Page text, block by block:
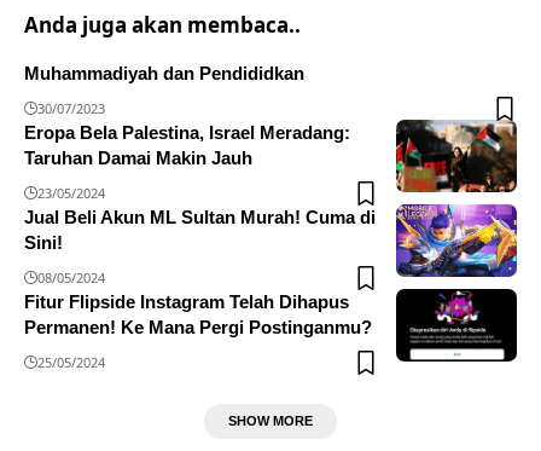
Anda juga akan membaca..
Muhammadiyah dan Pendididkan
30/07/2023
Eropa Bela Palestina, Israel Meradang:
Taruhan Damai Makin Jauh
23/05/2024
Jual Beli Akun ML Sultan Murah! Cuma di
Sini!
08/05/2024
Fitur Flipside Instagram Telah Dihapus
Permanen! Ke Mana Pergi Postinganmu?
25/05/2024
SHOW MORE